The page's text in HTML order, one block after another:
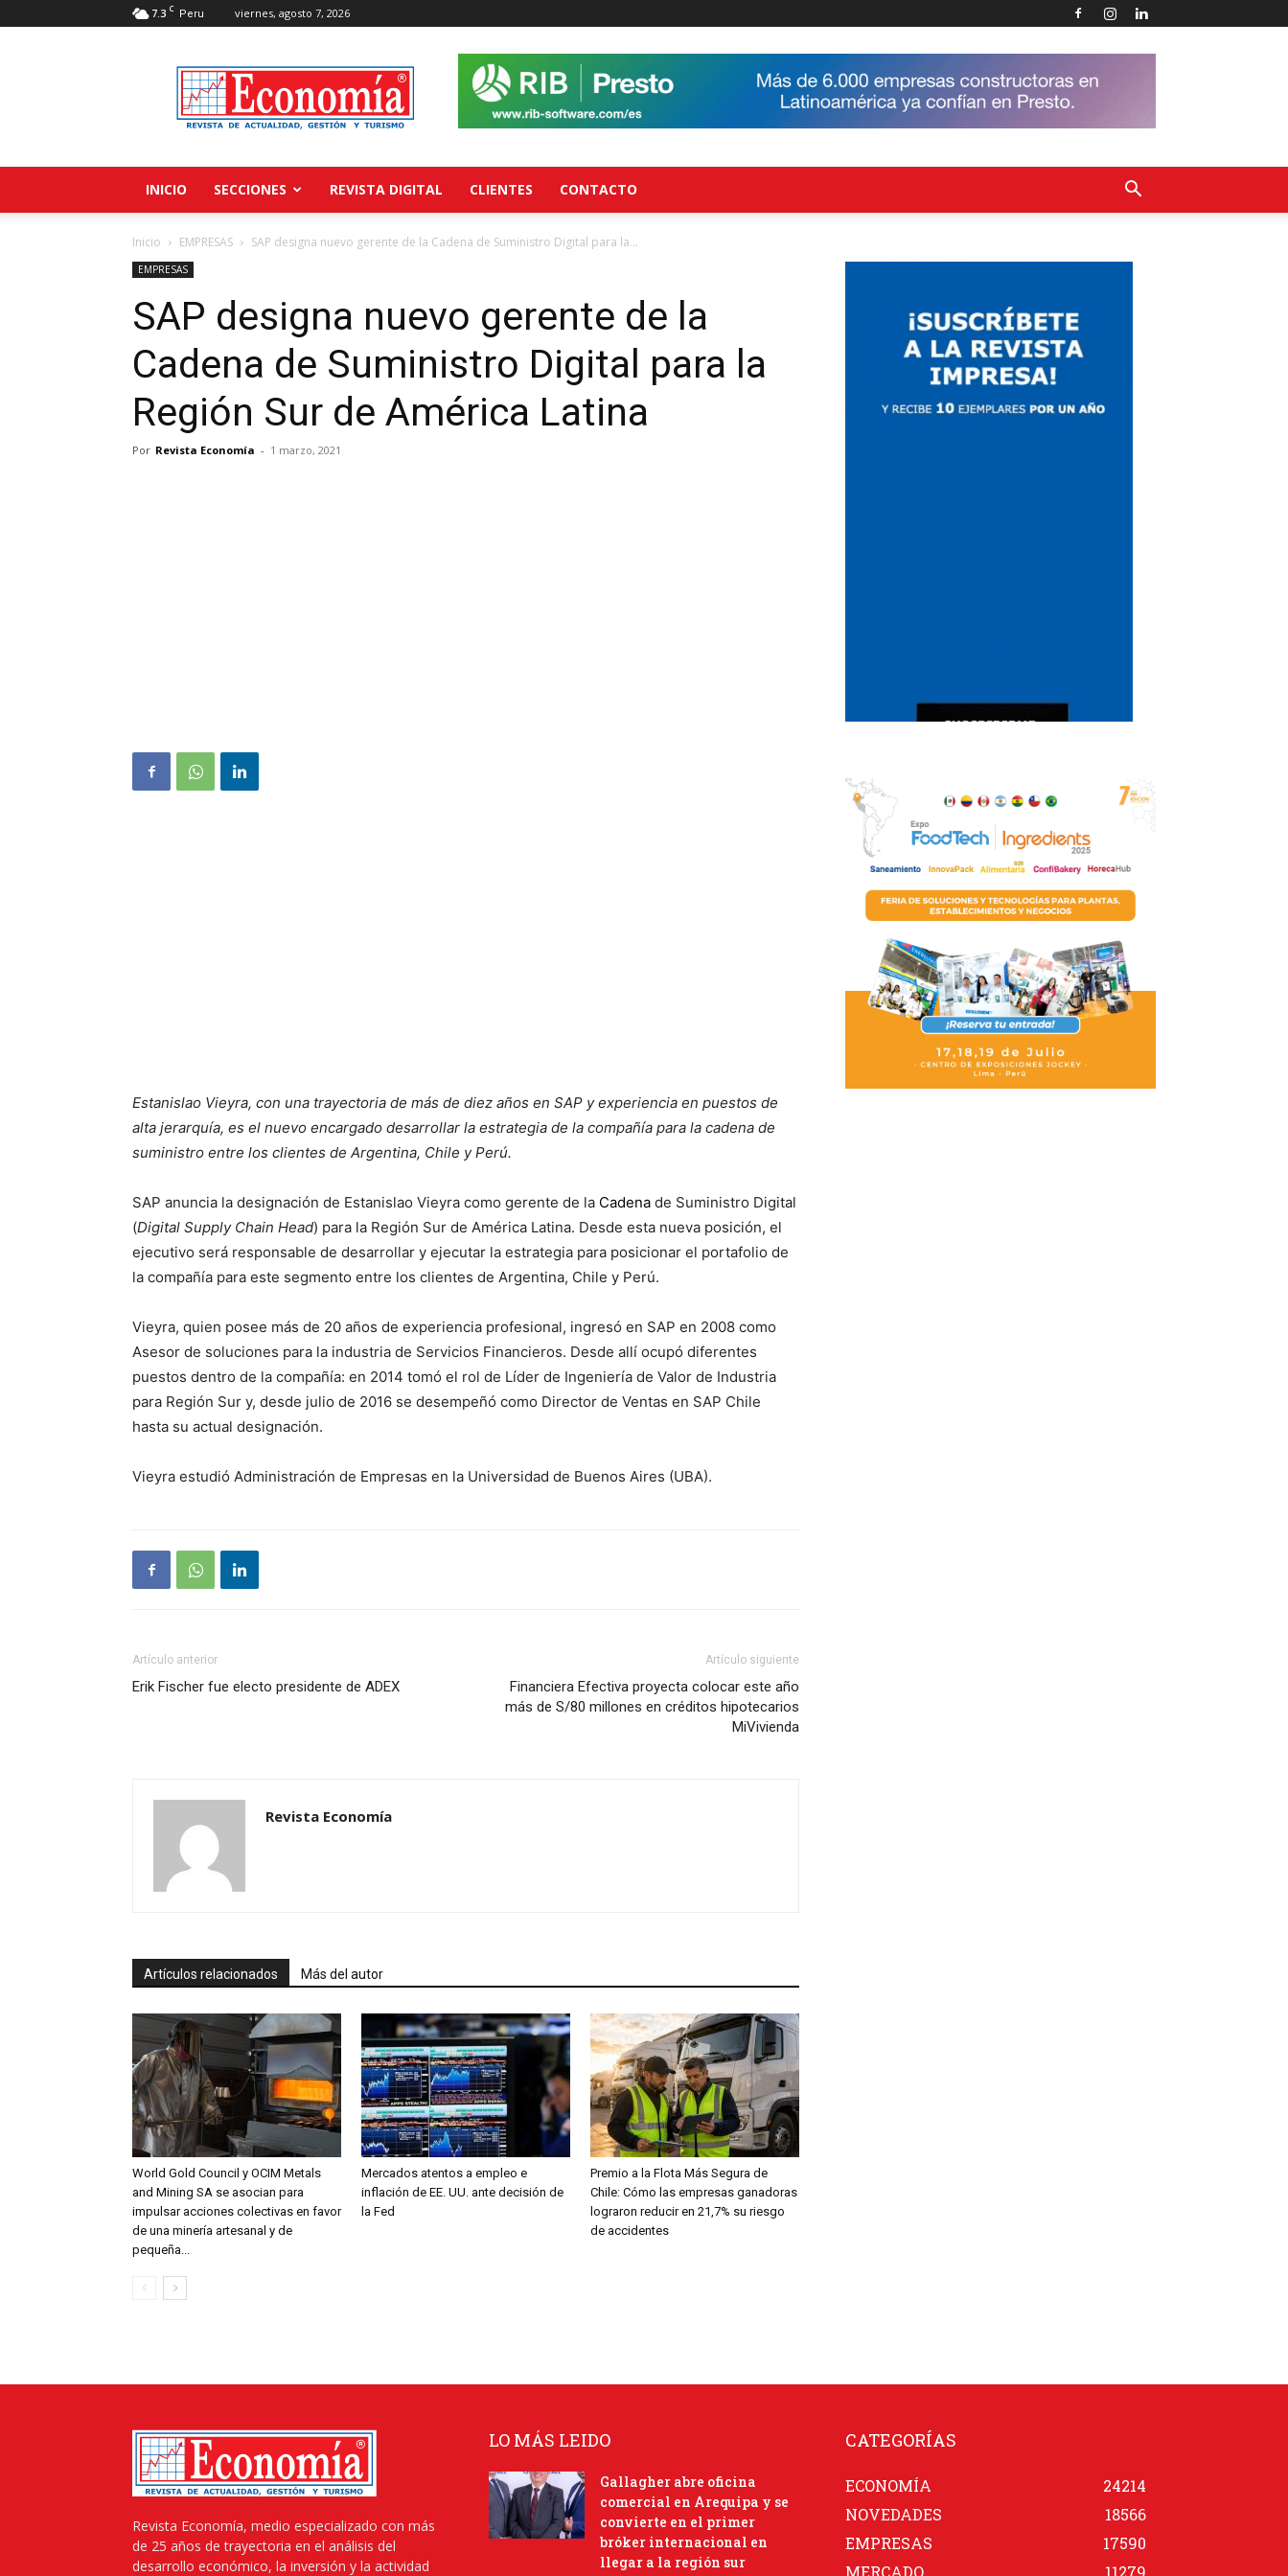
7.3 C Peru viernes, agosto 7, 2026
Revista
Economía
INICIO SECCIONES REVISTA DIGITAL CLIENTES CONTACTO
Inicio EMPRESAS SAP designa nuevo gerente de la Cadena de Suministro Digital para la...
EMPRESAS
SAP designa nuevo gerente de la
Cadena de Suministro Digital para la
Región Sur de América Latina
Por Revista Economía - 1 marzo, 2021
Estanislao Vieyra, con una trayectoria de más de diez años en SAP y experiencia en puestos de
alta jerarquía, es el nuevo encargado desarrollar la estrategia de la compañía para la cadena de
suministro entre los clientes de Argentina, Chile y Perú.
SAP anuncia la designación de Estanislao Vieyra como gerente de la Cadena de Suministro Digital
(Digital Supply Chain Head) para la Región Sur de América Latina. Desde esta nueva posición, el
ejecutivo será responsable de desarrollar y ejecutar la estrategia para posicionar el portafolio de
la compañía para este segmento entre los clientes de Argentina, Chile y Perú.
Vieyra, quien posee más de 20 años de experiencia profesional, ingresó en SAP en 2008 como
Asesor de soluciones para la industria de Servicios Financieros. Desde allí ocupó diferentes
puestos dentro de la compañía: en 2014 tomó el rol de Líder de Ingeniería de Valor de Industria
para Región Sur y, desde julio de 2016 se desempeñó como Director de Ventas en SAP Chile
hasta su actual designación.
Vieyra estudió Administración de Empresas en la Universidad de Buenos Aires (UBA).
Artículo anterior
Erik Fischer fue electo presidente de ADEX
Artículo siguiente
Financiera Efectiva proyecta colocar este año
más de S/80 millones en créditos hipotecarios
MiVivienda
Revista Economía
Artículos relacionados Más del autor
World Gold Council y OCIM Metals
and Mining SA se asocian para
impulsar acciones colectivas en favor
de una minería artesanal y de
pequeña...
Mercados atentos a empleo e
inflación de EE. UU. ante decisión de
la Fed
Premio a la Flota Más Segura de
Chile: Cómo las empresas ganadoras
lograron reducir en 21,7% su riesgo
de accidentes
Revista Economía, medio especializado con más
de 25 años de trayectoria en el análisis del
desarrollo económico, la inversión y la actividad
LO MÁS LEIDO
Gallagher abre oficina
comercial en Arequipa y se
convierte en el primer
bróker internacional en
llegar a la región sur
CATEGORÍAS
ECONOMÍA
24214
NOVEDADES
18566
EMPRESAS
17590
MERCADO
11279